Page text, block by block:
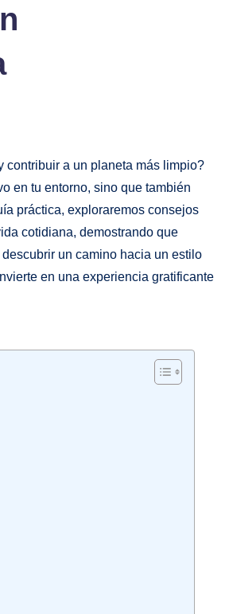
contribuir a un planeta más limpio?
en tu entorno, sino que⁣ también
práctica, exploraremos consejos
cotidiana,⁤ demostrando​ que
un ‌camino hacia un ​estilo
en una experiencia gratificante